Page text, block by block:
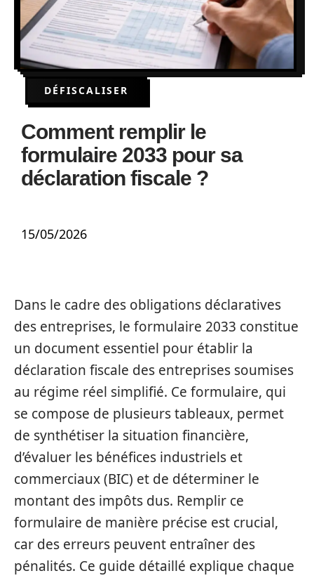
DÉFISCALISER
Comment remplir le
formulaire 2033 pour sa
déclaration fiscale ?
15/05/2026
Dans le cadre des obligations déclaratives
des entreprises, le formulaire 2033 constitue
un document essentiel pour établir la
déclaration fiscale des entreprises soumises
au régime réel simplifié. Ce formulaire, qui
se compose de plusieurs tableaux, permet
de synthétiser la situation financière,
d’évaluer les bénéfices industriels et
commerciaux (BIC) et de déterminer le
montant des impôts dus. Remplir ce
formulaire de manière précise est crucial,
car des erreurs peuvent entraîner des
pénalités. Ce guide détaillé explique chaque